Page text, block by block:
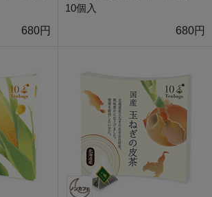
680円
10個入
680円